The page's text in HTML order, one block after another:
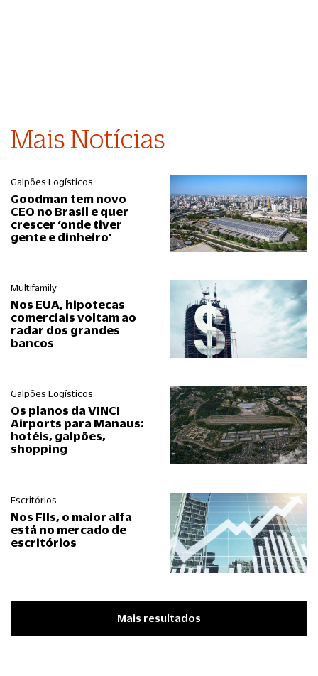
Mais Notícias
Galpões Logísticos
Goodman tem novo
CEO no Brasil e quer
crescer ‘onde tiver
gente e dinheiro’
Multifamily
Nos EUA, hipotecas
comerciais voltam ao
radar dos grandes
bancos
Galpões Logísticos
Os planos da VINCI
Airports para Manaus:
hotéis, galpões,
shopping
Escritórios
Nos FIIs, o maior alfa
está no mercado de
escritórios
Mais resultados